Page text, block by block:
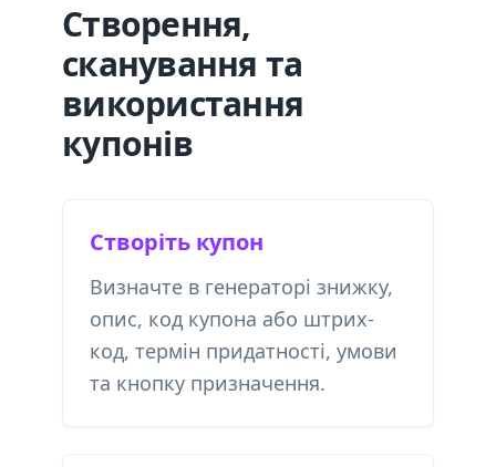
Створення,
сканування та
використання
купонів
Створіть купон
Визначте в генераторі знижку,
опис, код купона або штрих-
код, термін придатності, умови
та кнопку призначення.